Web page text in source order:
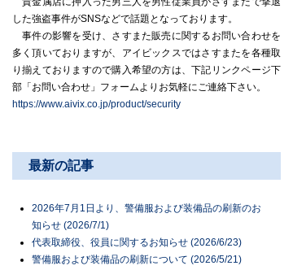
した強盗事件がSNSなどで話題となっております。
事件の影響を受け、さすまた販売に関するお問い合わせを
多く頂いておりますが、アイビックスではさすまたを各種取
り揃えておりますので購入希望の方は、下記リンクページ下
部「お問い合わせ」フォームよりお気軽にご連絡下さい。
https://www.aivix.co.jp/product/security
最新の記事
2026年7月1日より、警備服および装備品の刷新のお
知らせ (2026/7/1)
代表取締役、役員に関するお知らせ (2026/6/23)
警備服および装備品の刷新について (2026/5/21)